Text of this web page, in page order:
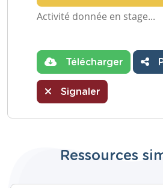
Activité donnée en stage...
Télécharger
Signaler
Ressources